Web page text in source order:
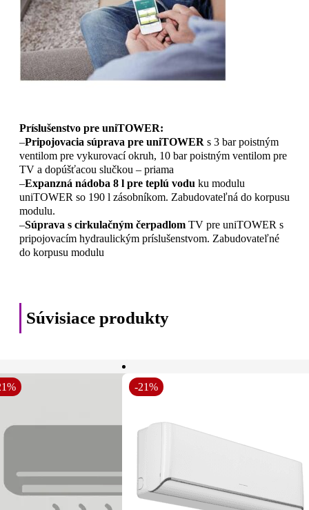
Príslušenstvo pre uniTOWER:
–Pripojovacia súprava pre uniTOWER s 3 bar poistným
ventilom pre vykurovací okruh, 10 bar poistným ventilom pre
TV a dopúšťacou slučkou – priama
–Expanzná nádoba 8 l pre teplú vodu ku modulu
uniTOWER so 190 l zásobníkom. Zabudovateľná do korpusu
modulu.
–Súprava s cirkulačným čerpadlom TV pre uniTOWER s
pripojovacím hydraulickým príslušenstvom. Zabudovateľné
do korpusu modulu
Súvisiace produkty
-21%